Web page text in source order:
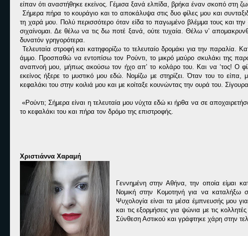
είπαν ότι αναστήθηκε εκείνος. Γέμισα ξανά ελπίδα, βρήκα έναν σκοπό στη
Σήμερα πήρα το κουράγιο και το αποκάλυψα στις δυο φίλες μου και
τη χαρά μου. Πολύ περισσότερο όταν είδα το παγωμένο βλέμμα τους και
σιχαίνομαι. Δε θέλω να τις δω ποτέ ξανά, ούτε τυχαία. Θέλω ν’
δυνατόν γρηγορότερα.
Τελευταία στροφή και κατηφορίζω το τελευταίο δρομάκι για την παραλία.
άμμο. Προσπαθώ να εντοπίσω τον Ρούντι, το μικρό μαύρο σκυλάκι της
αναπνοή μου, μήπως ακούσω τον ήχο απ’ το κολάρο του. Και να ‘τος! Ο
εκείνος ήξερε το μυστικό μου εδώ. Νομίζω με στηρίζει. Όταν του το
κεφαλάκι του στην κοιλιά μου και με κοίταξε κουνώντας την ουρά του.
«Ρούντι; Σήμερα είναι η τελευταία μου νύχτα εδώ κι ήρθα να σε
το κεφαλάκι του και πήρα τον δρόμο της επιστροφής.
Χριστιάννα Χαραμή
Γεννημένη στην Αθήνα, την οποία είμαι
Νομική στην Κομοτηνή για να καταλήξω
Ψυχολογία είναι τα μέσα έμπνευσής μου
και τις εξορμήσεις για ψώνια με τις
Σύνθεση Αστικού και γράφτηκε χάρη στην